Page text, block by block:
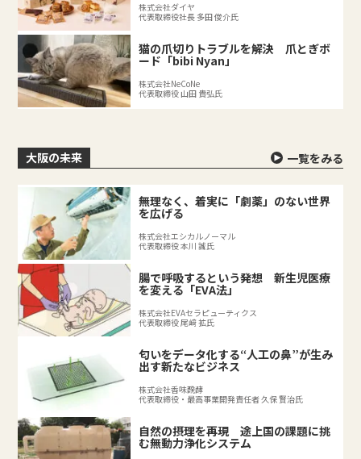
株式会社ダイヤ
代表取締役社長 多田 俊介氏
猫の爪切りトラブルを解決 爪とぎボ
ード「bibi Nyan」
株式会社NeCoNe
代表取締役 山田 貴弘氏
大阪の未来 一覧をみる
無理なく、着実に「劇薬」のない世界
を広げる
株式会社エシカルノーマル
代表取締役 本川 誠氏
腸で呼吸するという発想 新生児医療
を変える「EVA法」
株式会社EVAセラピューティクス
代表取締役 尾﨑 拡氏
匂いをデータ化する“人工の鼻”が生み
出す新たなビジネス
株式会社香味醗酵
代表取締役・最高事業開発責任者 久保 賢治氏
自然の摂理を再現 途上国の課題に挑
む無動力浄化システム